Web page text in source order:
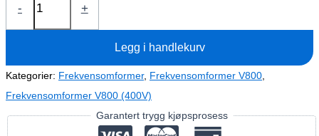
-
1,1kW
(400V)
antall
+
Legg i handlekurv
Kategorier: Frekvensomformer, Frekvensomformer V800
Frekvensomformer V800 (400V)
Garantert trygg kjøpsprosess